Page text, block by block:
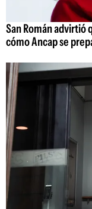
San Román
cómo Ancap se